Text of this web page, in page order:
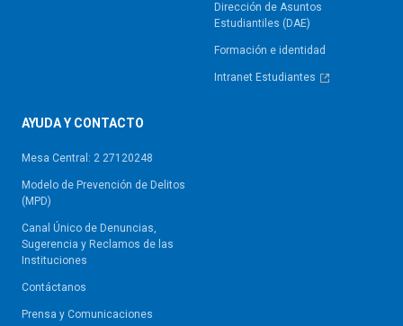
Dirección de Asuntos
Estudiantiles (DAE)
Formación e identidad
Intranet Estudiantes
AYUDA Y CONTACTO
Mesa Central: 2 27120248
Modelo de Prevención de Delitos
(MPD)
Canal Único de Denuncias,
Sugerencia y Reclamos de las
Instituciones
Contáctanos
Prensa y Comunicaciones